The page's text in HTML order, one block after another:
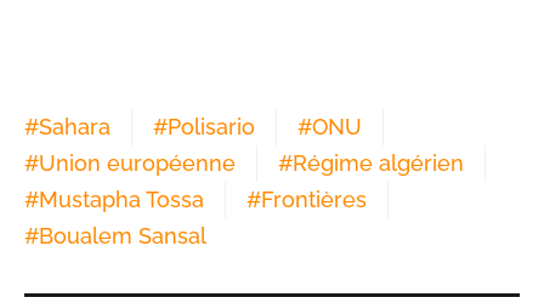
#Sahara #Polisario #ONU
#Union européenne #Régime algérien
#Mustapha Tossa #Frontières
#Boualem Sansal